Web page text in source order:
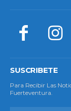
SUSCRIBETE
Para Recibir Las
Fuerteventura.